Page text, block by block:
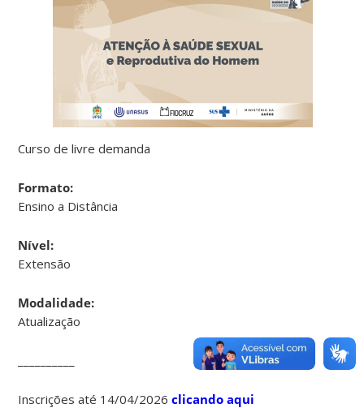
Curso de livre demanda
Formato:
Ensino a Distância
Nível:
Extensão
Modalidade:
Atualização
Inscrições até 14/04/2026clicando aqui